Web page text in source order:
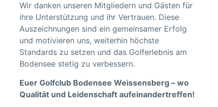
Wir danken unseren Mitgliedern und Gästen für
ihre Unterstützung und ihr Vertrauen. Diese
Auszeichnungen sind ein gemeinsamer Erfolg
und motivieren uns, weiterhin höchste
Standards zu setzen und das Golferlebnis am
Bodensee stetig zu verbessern.
Euer Golfclub Bodensee Weissensberg – wo
Qualität und Leidenschaft aufeinandertreffen!